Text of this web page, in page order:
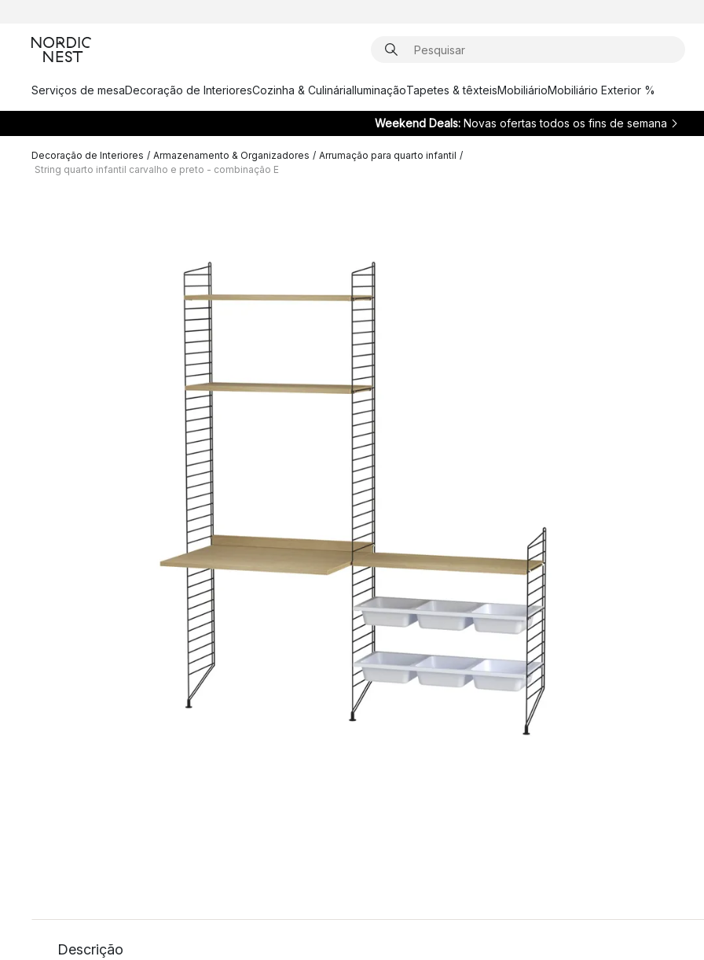
Serviços de mesaDecoração de InterioresCozinha & CulináriaIluminaçãoTapetes & têxteisMobiliárioMobiliário Exterior %
Weekend Deals: Novas ofertas todos os fins de semana
Decoração de Interiores / Armazenamento & Organizadores / Arrumação para quarto infantil /
String quarto infantil carvalho e preto - combinação E
Descrição